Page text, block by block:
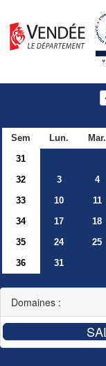
Sem Lun. Mar.
31
32
3 4
33
10 11
34
17 18
35
24 25
36
31
Domaines :